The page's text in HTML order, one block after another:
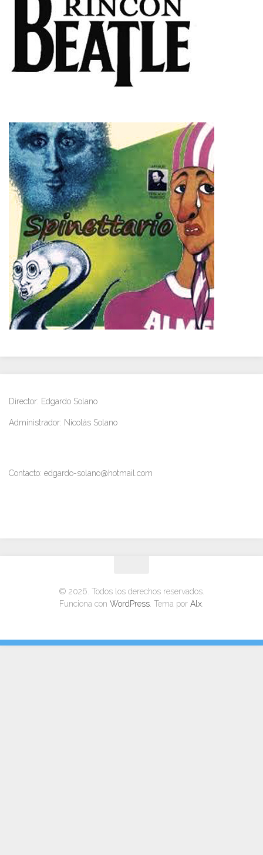
Director: Edgardo Solano
Administrador: Nicolás Solano
Contacto: edgardo-solano@hotmail.com
© 2026. Todos los derechos reservados.
Funciona con WordPress . Tema por Alx